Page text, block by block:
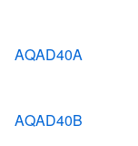
AQAD40A
AQAD40B